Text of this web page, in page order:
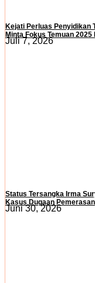
Kejati Perluas Penyidikan
Minta Fokus Temuan
Juli 7, 2026
Status Tersangka Irma
Kasus Dugaan Pemerasan
Juni 30, 2026